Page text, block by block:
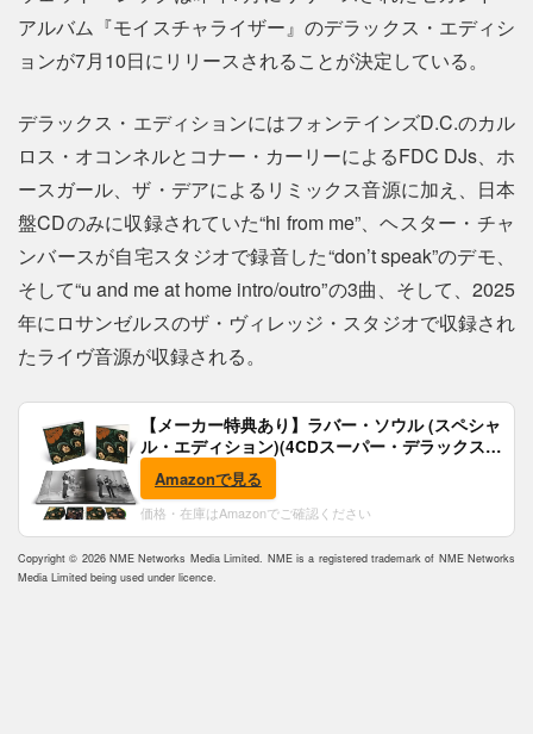
アルバム『モイスチャライザー』のデラックス・エディシ
ョンが7月10日にリリースされることが決定している。
デラックス・エディションにはフォンテインズD.C.のカル
ロス・オコンネルとコナー・カーリーによるFDC DJs、ホ
ースガール、ザ・デアによるリミックス音源に加え、日本
盤CDのみに収録されていた“hi from me”、ヘスター・チャ
ンバースが自宅スタジオで録音した“don’t speak”のデモ、
そして“u and me at home intro/outro”の3曲、そして、2025
年にロサンゼルスのザ・ヴィレッジ・スタジオで収録され
たライヴ音源が収録される。
【メーカー特典あり】ラバー・ソウル (スペシャ
ル・エディション)(4CDスーパー・デラックス)
(完全生産限定盤)(SHM-CD)(特典:B2ポスター付)
Amazonで見る
価格・在庫はAmazonでご確認ください
Copyright © 2026 NME Networks Media Limited. NME is a registered trademark of NME Networks
Media Limited being used under licence.